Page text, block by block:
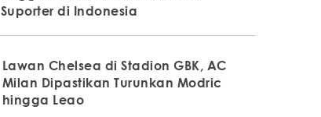
Suporter di Indonesia
Lawan Chelsea di Stadion GBK, AC
Milan Dipastikan Turunkan Modric
hingga Leao